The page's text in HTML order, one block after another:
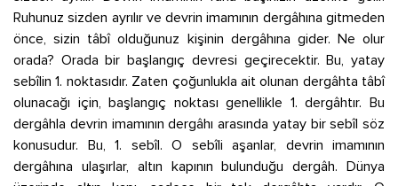
Ruhunuz sizden ayrılır ve devrin imamının dergâhına gitmeden
önce, sizin tâbî olduğunuz kişinin dergâhına gider. Ne olur
orada? Orada bir başlangıç devresi geçirecektir. Bu, yatay
sebîlin 1. noktasıdır. Zaten çoğunlukla ait olunan dergâhta tâbî
olunacağı için, başlangıç noktası genellikle 1. dergâhtır. Bu
dergâhla devrin imamının dergâhı arasında yatay bir sebîl söz
konusudur. Bu, 1. sebîl. O sebîli aşanlar, devrin imamının
dergâhına ulaşırlar, altın kapının bulunduğu dergâh. Dünya